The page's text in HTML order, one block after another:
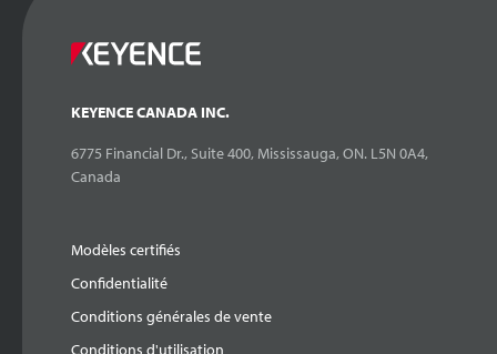
KEYENCE CANADA INC.
6775 Financial Dr., Suite 400, Mississauga, ON. L5N 0A4,
Canada
Modèles certifiés
Confidentialité
Conditions générales de vente
Conditions d'utilisation